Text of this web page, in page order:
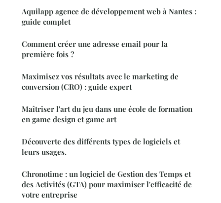
Aquilapp agence de développement web à Nantes :
guide complet
Comment créer une adresse email pour la
première fois ?
Maximisez vos résultats avec le marketing de
conversion (CRO) : guide expert
Maîtriser l'art du jeu dans une école de formation
en game design et game art
Découverte des différents types de logiciels et
leurs usages.
Chronotime : un logiciel de Gestion des Temps et
des Activités (GTA) pour maximiser l'efficacité de
votre entreprise